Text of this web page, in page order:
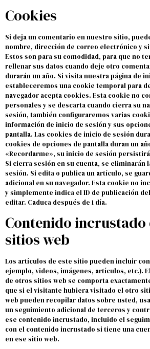
Cookies
Si deja un comentario en nuestro sitio,
nombre, dirección de correo electrónico y
Estos son para su comodidad, para que no
rellenar sus datos cuando deje otro
durarán un año. Si visita nuestra página de
estableceremos una cookie temporal para
navegador acepta cookies. Esta cookie no
personales y se descarta cuando cierra su
sesión, también configuraremos varias
información de inicio de sesión y sus
pantalla. Las cookies de inicio de sesión
cookies de opciones de pantalla duran un
«Recordarme», su inicio de sesión
Si cierra sesión en su cuenta, se eliminarán
sesión. Si edita o publica un artículo, se
adicional en su navegador. Esta cookie no
y simplemente indica el ID de publicación
editar. Caduca después de 1 día.
Contenido incrustado
sitios web
Los artículos de este sitio pueden incluir
ejemplo, videos, imágenes, artículos, etc.).
de otros sitios web se comporta
que si el visitante hubiera visitado el otro
web pueden recopilar datos sobre usted,
un seguimiento adicional de terceros y
ese contenido incrustado, incluido el
con el contenido incrustado si tiene una
en ese sitio web.